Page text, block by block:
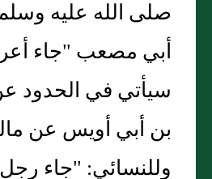
صلى الله عليه
أبي مصعب "جاء
سيأتي في الحدود
بن أبي أويس عن
وللنسائي: "جاء